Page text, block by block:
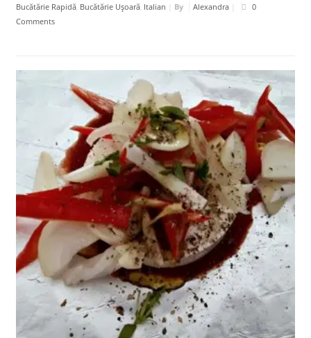
Bucătărie Rapidă, Bucătărie Uşoară, Italian By Alexandra|
0
Comments